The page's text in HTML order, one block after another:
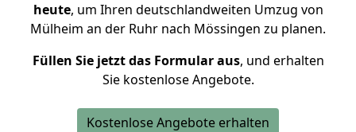
heute, um Ihren deutschlandweiten Umzug von
Mülheim an der Ruhr nach Mössingen zu planen.
Füllen Sie jetzt das Formular aus, und erhalten
Sie kostenlose Angebote.
Kostenlose Angebote erhalten